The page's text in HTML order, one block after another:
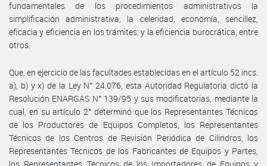
fundamentales de los procedimientos administrativos la
simplificación administrativa, la celeridad, economía, sencillez,
eficacia y eficiencia en los trámites; y la eficiencia burocrática, entre
otros.
Que, en ejercicio de las facultades establecidas en el artículo 52 incs.
a), b) y x) de la Ley N° 24.076, esta Autoridad Regulatoria dictó la
Resolución ENARGAS N° 139/95 y sus modificatorias, mediante la
cual, en su artículo 2° determinó que los Representantes Técnicos
de los Productores de Equipos Completos, los Representantes
Técnicos de los Centros de Revisión Periódica de Cilindros, los
Representantes Técnicos de los Fabricantes de Equipos y Partes,
los Representantes Técnicos de los Importadores de Equipos y